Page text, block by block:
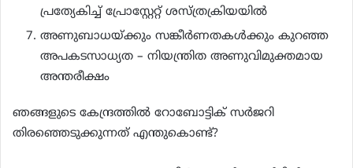
പ്രത്യേകിച്ച് പ്രോസ്റ്റേറ്റ് ശസ്ത്രക്രിയയിൽ
അണുബാധയ്ക്കും സങ്കീർണതകൾക്കും കുറഞ്ഞ
അപകടസാധ്യത – നിയന്ത്രിത അണുവിമുക്തമായ
അന്തരീക്ഷം
ഞങ്ങളുടെ കേന്ദ്രത്തിൽ റോബോട്ടിക് സർജറി
തിരഞ്ഞെടുക്കുന്നത് എന്തുകൊണ്ട്?